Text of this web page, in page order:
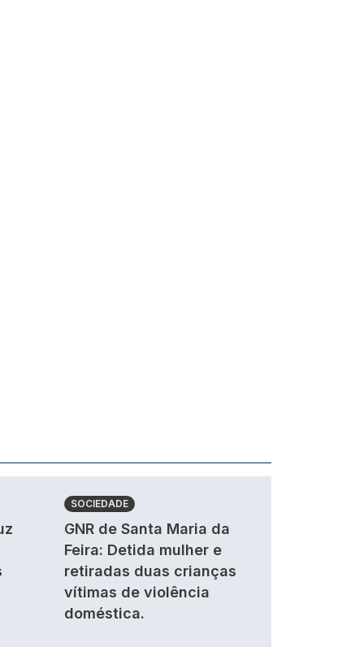
SOCIEDADE
GNR de Santa Maria da
Feira: Detida mulher e
retiradas duas crianças
vítimas de violência
doméstica.